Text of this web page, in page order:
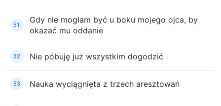
51
Gdy nie mogłam być u boku mojego ojca, by
okazać mu oddanie
52 Nie póbuję już wszystkim dogodzić
53 Nauka wyciągnięta z trzech aresztowań